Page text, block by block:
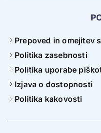
Prepoved in omejitev
Politika zasebnosti
Politika uporabe
Izjava o dostopnosti
Politika kakovosti